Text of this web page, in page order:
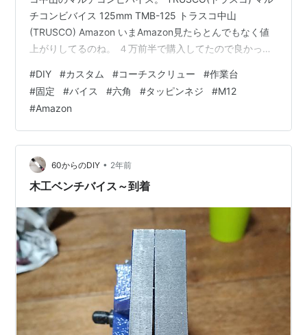
チコンビバイス 125mm TMB-125 トラスコ中山
(TRUSCO) Amazon いまAmazon見たらとんでもなく値
上がりしてるのね。 ４万前半で購入してたので良かった
すが、この子は仮置きのままだったので何とかしま
す。。。 で、固定は穴開けてボルト・ナットで固定しよ
うと思ってたんですが、机の裏側に物が出るのが嫌だっ
たんですよ。 ステンレス 1本 六角コーチスクリュー
M12×40 ノーブランド品 Am…
#DIY #カスタム #コーチスクリュー #作業台
#固定 #バイス #六角 #タッピンネジ #M12
#Amazon
60からのDIY • 2年前
木工ベンチバイス～到着